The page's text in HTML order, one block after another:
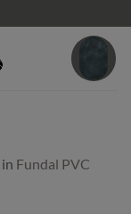
in Fundal PVC